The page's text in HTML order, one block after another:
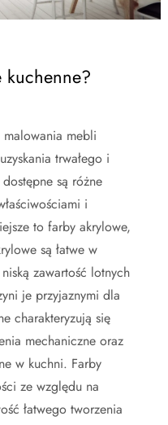
kuchenne?
mebli
trwałego i
są różne
i
to farby akrylowe,
są łatwe w
zawartość lotnych
je przyjaznymi dla
charakteryzują się
mechaniczne oraz
w kuchni. Farby
ze względu na
łatwego tworzenia